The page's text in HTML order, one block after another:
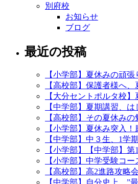
別府校
お知らせ
ブログ
最近の投稿
【小学部】夏休みの頑
【高校部】保護者様へ
【大分セントポルタ校
【中学部】夏期講習、
【高校部】その夏休み
【小学部】夏休み突入
【中学部】中３生、1学
【小学部】【中学部】
【小学部】中学受験コ
【高校部】高2進路攻略